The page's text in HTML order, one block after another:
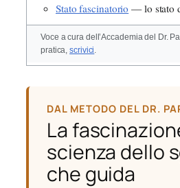
Stato fascinatorio — lo stato
Voce a cura dell’Accademia del Dr.
pratica,scrivici
DAL METODO DEL DR.
La
scienza dello
che guida